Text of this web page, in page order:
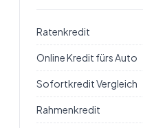
Ratenkredit
Online Kredit fürs Auto
Sofortkredit Vergleich
Rahmenkredit